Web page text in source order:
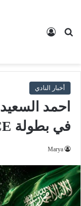
بحث عن
أخبار النادي
احمد
في بطولة AP RACE في لندن
Marya